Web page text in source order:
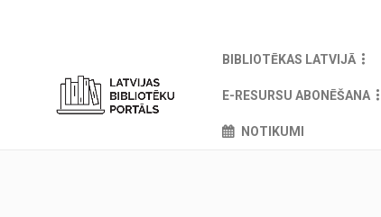
BIBLIOTĒKAS LATVIJĀ
E-RESURSU ABONĒŠANA
NOTIKUMI